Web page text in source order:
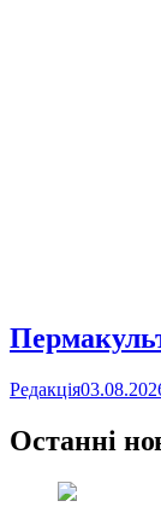
Редакція
Останні